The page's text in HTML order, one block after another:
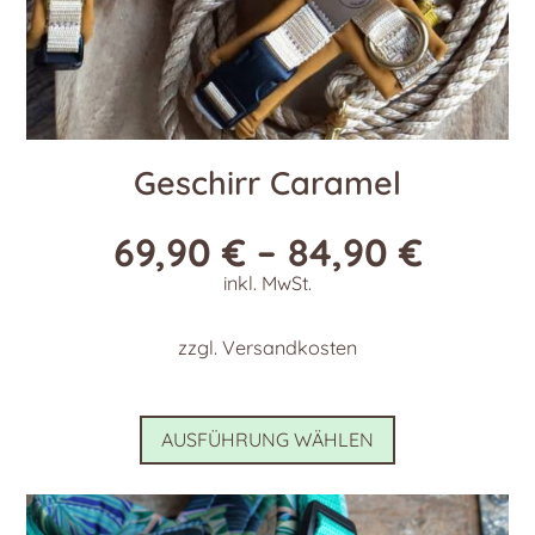
Geschirr Caramel
69,90€ – 84,90€
inkl. MwSt.
zzgl. Versandkosten
AUSFÜHRUNG WÄHLEN
Dieses
weist
mehrere